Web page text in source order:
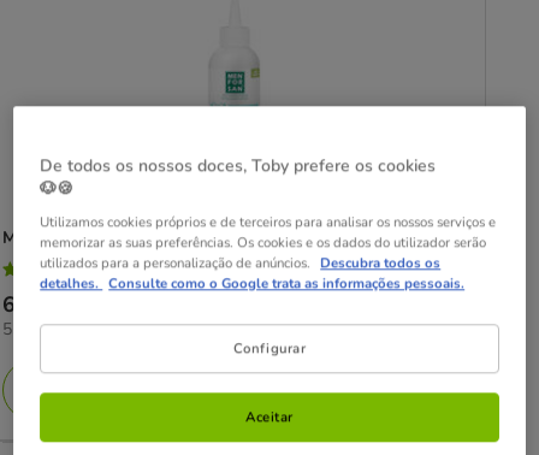
MenforsanProduto de Limpeza de Ouvidos para cães e gatos
4.8
estrelas
com
5
avaliações
4.8(5)
Preço
6.89€
6.89€
55.12€
L
55.12€ / l
Adicionar
De todos os nossos doces, Toby prefere os cookies
🐶🍪
Utilizamos cookies próprios e de terceiros para analisar os nossos serviços e
memorizar as suas preferências. Os cookies e os dados do utilizador serão
utilizados para a personalização de anúncios. Descubra todos os
detalhes. Consulte como o Google trata as informações pessoais.
Configurar
Aceitar